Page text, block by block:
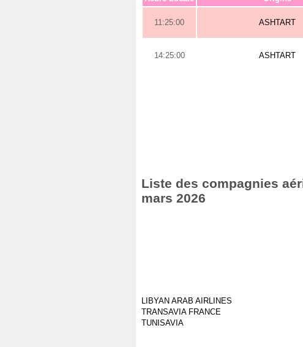
11:25:00 ASHTART
14:25:00 ASHTART
Liste des compagnies
mars 2026
LIBYAN ARAB AIRLINES
TRANSAVIA FRANCE
TUNISAVIA